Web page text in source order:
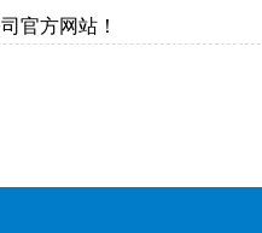
官方网站！